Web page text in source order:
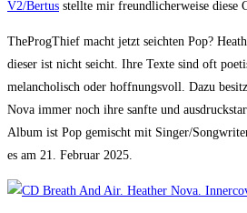
V2/Bertus stellte mir freundlicherweise diese
TheProgThief macht jetzt seichten Pop?
dieser ist nicht seicht. Ihre Texte sind oft
melancholisch oder hoffnungsvoll. Dazu
Nova immer noch ihre sanfte und
Album ist Pop gemischt mit Singer/
es am 21. Februar 2025.